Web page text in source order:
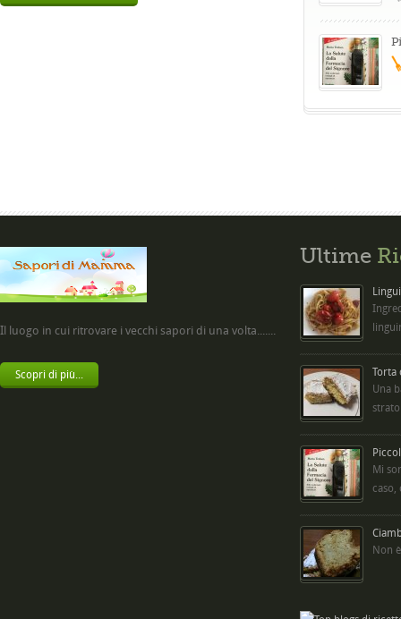
Il luogo in cui ritrovare i vecchi sapori di una volta.......
Scopri di più...
Ultime
Torta
Una
Mi
caso,
Non